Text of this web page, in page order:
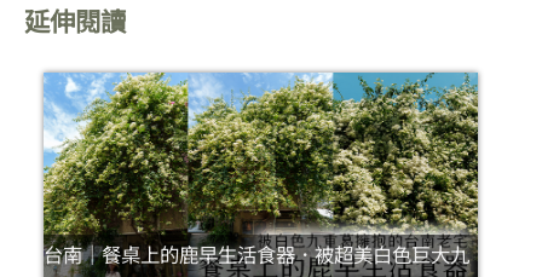
延伸閱讀
台南｜餐桌上的鹿早生活食器．被超美白色巨大九